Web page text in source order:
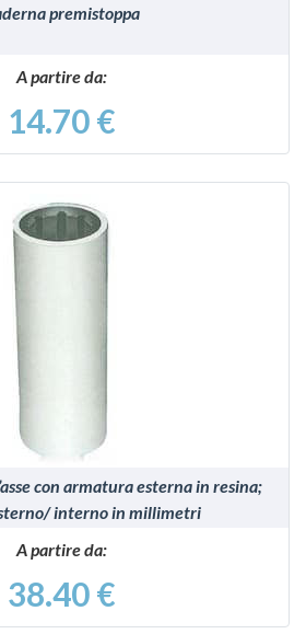
premistoppa
A partire da:
14.70 €
con armatura esterna in resina;
interno in millimetri
A partire da:
38.40 €